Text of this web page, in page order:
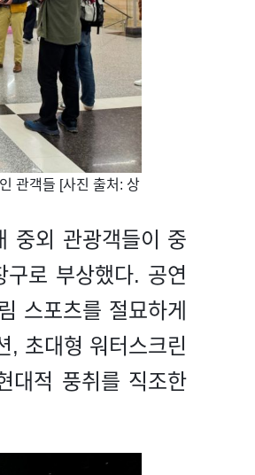
관객들 [사진 출처: 상
중외 관광객들이 중
로 부상했다. 공연
스포츠를 절묘하게
, 초대형 워터스크린
대적 풍취를 직조한